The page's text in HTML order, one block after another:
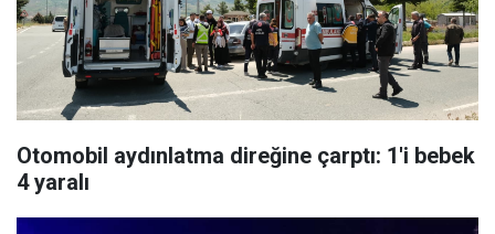
Otomobil aydınlatma direğine çarptı: 1'i bebek
4 yaralı